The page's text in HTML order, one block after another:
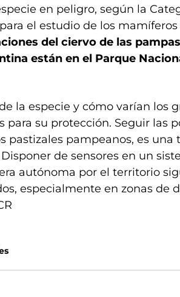
en peligro, según la
el estudio de los mamíferos
del ciervo de las
están en el Parque
la especie y cómo varían los
para su protección. Seguir las
pastizales pampeanos, es una
de sensores en un
autónoma por el territorio
especialmente en zonas de